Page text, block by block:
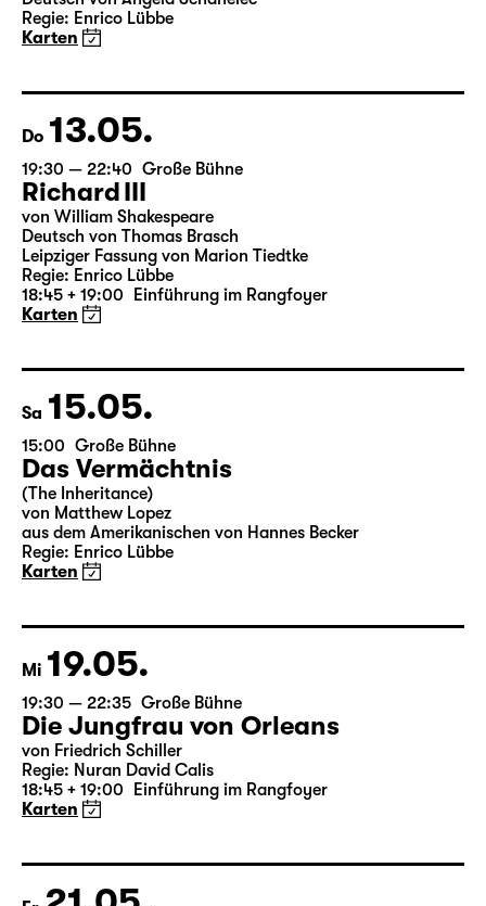
19:30 Große Bühne
Onkel Wanja
Regie: Enrico Lübbe
Karten
Do 13.05.
19:30 — 22:40 Große Bühne
Richard III
von William Shakespeare
Deutsch von Thomas Brasch
18:45 + 19:00 Einführung im Rangfoyer
Karten
Sa 15.05.
15:00 Große Bühne
Das Vermächtnis
(The Inheritance)
Regie: Enrico Lübbe
Karten
Mi 19.05.
19:30 — 22:35 Große Bühne
Die Jungfrau von Orleans
18:45 + 19:00 Einführung im Rangfoyer
Karten